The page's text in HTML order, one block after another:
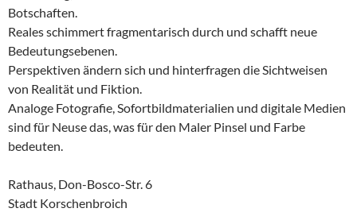
Botschaften.
Reales schimmert fragmentarisch durch und schafft neue
Bedeutungsebenen.
Perspektiven ändern sich und hinterfragen die Sichtweisen
von Realität und Fiktion.
Analoge Fotografie, Sofortbildmaterialien und digitale Medien
sind für Neuse das, was für den Maler Pinsel und Farbe
bedeuten.
Rathaus, Don-Bosco-Str. 6
Stadt Korschenbroich